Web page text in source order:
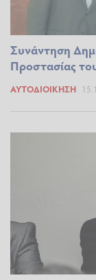
Συνάντηση
Προστασίας
ΑΥΤΟΔΙΟΊΚΗΣΗ